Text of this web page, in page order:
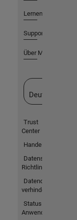
Lernen
Support
Über MathWorks
Deutschland
Trust
Center
Handelsmarken
Datenschutz-
Richtlinien
Datendiebstahl
verhindern
Status von
Anwendungen